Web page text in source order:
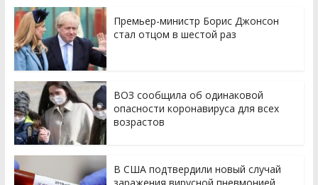
Премьер-министр Борис Джонсон
стал отцом в шестой раз
ВОЗ сообщила об одинаковой
опасности коронавируса для всех
возрастов
В США подтвердили новый случай